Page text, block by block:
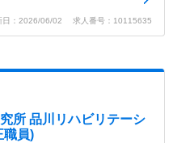
日：2026/06/02 求人番号：10115635
所 品川リハビリテーシ
職員)